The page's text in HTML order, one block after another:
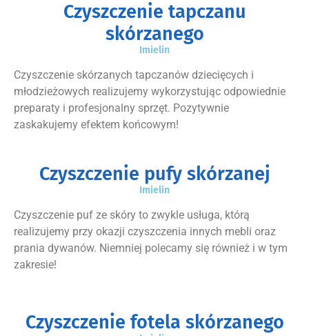
Czyszczenie tapczanu
skórzanego
Imielin
Czyszczenie skórzanych tapczanów dziecięcych i
młodzieżowych realizujemy wykorzystując odpowiednie
preparaty i profesjonalny sprzęt. Pozytywnie
zaskakujemy efektem końcowym!
Czyszczenie pufy skórzanej
Imielin
Czyszczenie puf ze skóry to zwykle usługa, którą
realizujemy przy okazji czyszczenia innych mebli oraz
prania dywanów. Niemniej polecamy się również i w tym
zakresie!
Czyszczenie fotela skórzanego